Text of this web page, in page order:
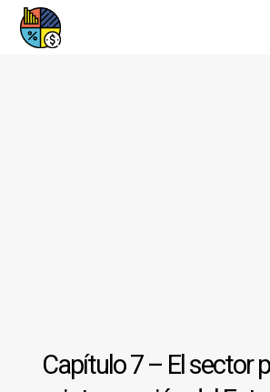
Capítulo 7 – El sector